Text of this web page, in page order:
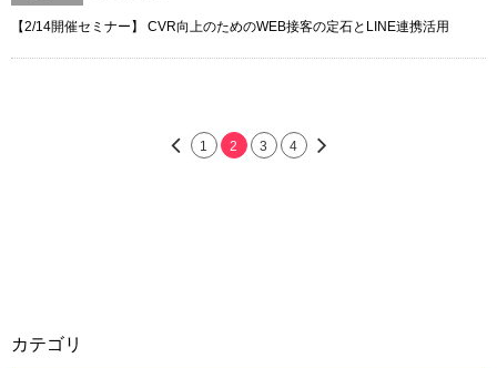
【2/14開催セミナー】 CVR向上のためのWEB接客の定石とLINE連携活用
1 2 3 4
カテゴリ